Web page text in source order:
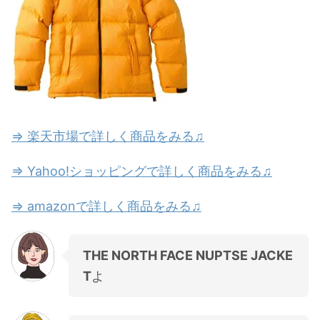
⇒ 楽天市場で詳しく商品をみる♫
⇒ Yahoo!ショッピングで詳しく商品をみる♫
⇒ amazonで詳しく商品をみる♫
THE NORTH FACE NUPTSE JACKE
Tよ